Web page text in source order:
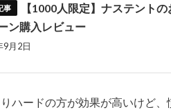
【1000人限定】ナステント
ン購入レビュー
9月2日
ハードの方が効果が高いけど